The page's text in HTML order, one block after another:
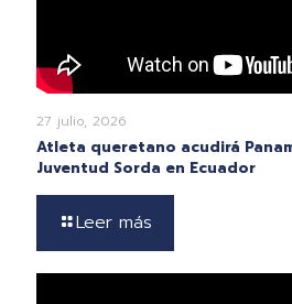
27 julio, 2026
Atleta queretano acudirá
Juventud Sorda en Ecuador
Leer más